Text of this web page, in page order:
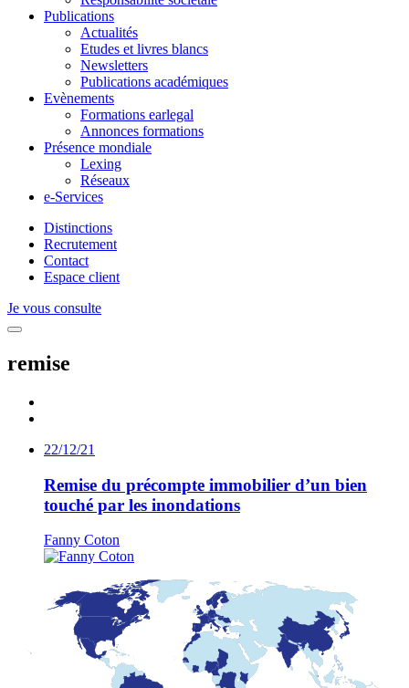
Publications
Actualités
Etudes et livres blancs
Newsletters
Publications académiques
Evènements
Formations earlegal
Annonces formations
Présence mondiale
Lexing
Réseaux
e-Services
Distinctions
Recrutement
Contact
Espace client
Je vous consulte
remise
22/12/21
Remise du précompte immobilier d’un bien
touché par les inondations
Fanny Coton